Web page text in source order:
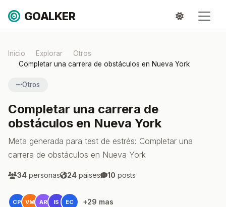
GOALKER
Inicio Explorar
Otros
Completar una carrera de obstáculos en Nueva York
Otros
Completar una carrera de
obstáculos en Nueva York
Meta generada para test de estrés: Completar una
carrera de obstáculos en Nueva York
34 personas 24 paises 10 posts
CP VM AR IS EC +29 mas